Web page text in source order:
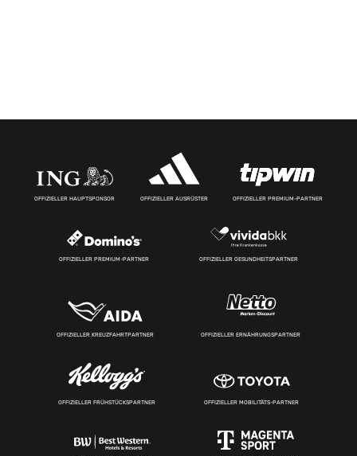
OFFIZIELLER HAUPTSPONSOR OFFIZIELLER AUSRÜSTER OFFIZIELLER PREMIUM-PARTNER
OFFIZIELLER PREMIUM-PARTNER OFFIZIELLER GESUNDHEITSPARTNER
OFFIZIELLER KREUZFAHRTPARTNER OFFIZIELLER ERNÄHRUNGSPARTNER
OFFIZIELLER FRÜHSTÜCKSPARTNER OFFIZIELLER MOBILITÄTS-PARTNER